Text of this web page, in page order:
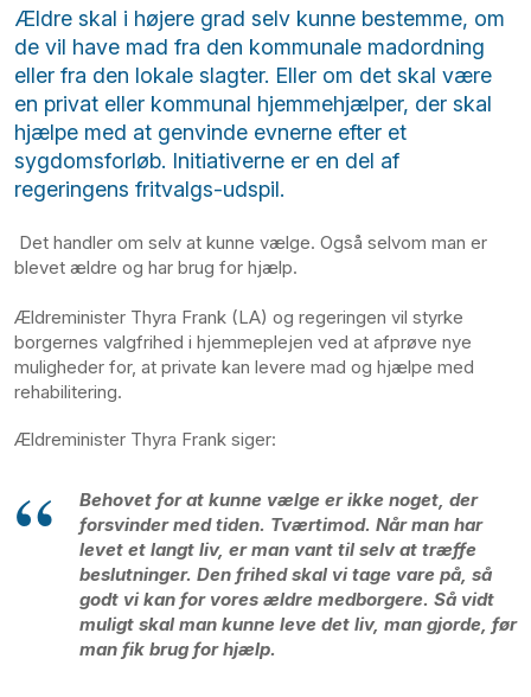
Ældre skal i højere grad selv kunne bestemme, om
de vil have mad fra den kommunale madordning
eller fra den lokale slagter. Eller om det skal være
en privat eller kommunal hjemmehjælper, der skal
hjælpe med at genvinde evnerne efter et
sygdomsforløb. Initiativerne er en del af
regeringens fritvalgs-udspil.
Det handler om selv at kunne vælge. Også selvom man er
blevet ældre og har brug for hjælp.
Ældreminister Thyra Frank (LA) og regeringen vil styrke
borgernes valgfrihed i hjemmeplejen ved at afprøve nye
muligheder for, at private kan levere mad og hjælpe med
rehabilitering.
Ældreminister Thyra Frank siger:
Behovet for at kunne vælge er ikke noget, der
forsvinder med tiden. Tværtimod. Når man har
levet et langt liv, er man vant til selv at træffe
beslutninger. Den frihed skal vi tage vare på, så
godt vi kan for vores ældre medborgere. Så vidt
muligt skal man kunne leve det liv, man gjorde, før
man fik brug for hjælp.